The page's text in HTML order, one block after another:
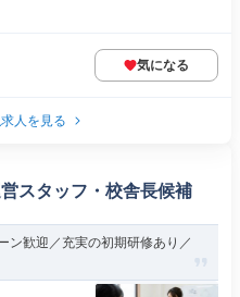
気になる
人を見る
スタッフ・校舎長候補
ン歓迎／充実の初期研修あり／